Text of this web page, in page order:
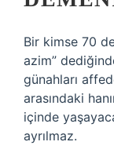
Bir kimse 70
azim”
günahları
arasındaki
içinde
ayrılmaz.